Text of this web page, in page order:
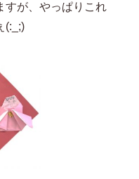
すが、やっぱりこれ
(:_;)